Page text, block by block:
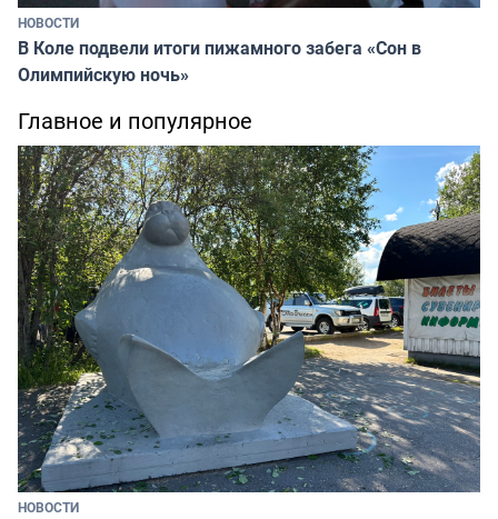
НОВОСТИ
В Коле подвели итоги пижамного забега «Сон в
Олимпийскую ночь»
Главное и популярное
НОВОСТИ